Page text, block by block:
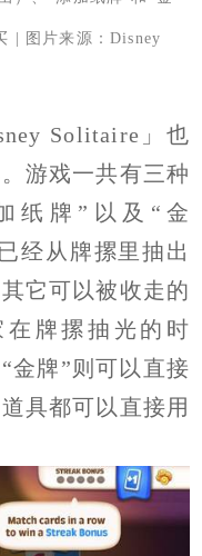
| 图片来源：Disney
Solitaire」也
游戏一共有三种
纸牌”以及“金
经从牌摞里抽出
它可以被收走的
牌摞抽光的时
金牌”则可以直接
具都可以直接用